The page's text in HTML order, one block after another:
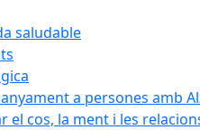
saludable
a persones amb
el cos, la ment i les